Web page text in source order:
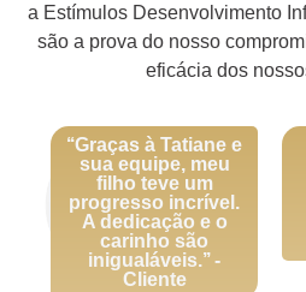
a Estímulos Desenvolvimento
são a prova do nosso
eficácia dos
‘‘Graças à Tatiane e
sua equipe, meu
filho teve um
progresso incrível.
A dedicação e o
carinho são
inigualáveis.’’ -
Cliente